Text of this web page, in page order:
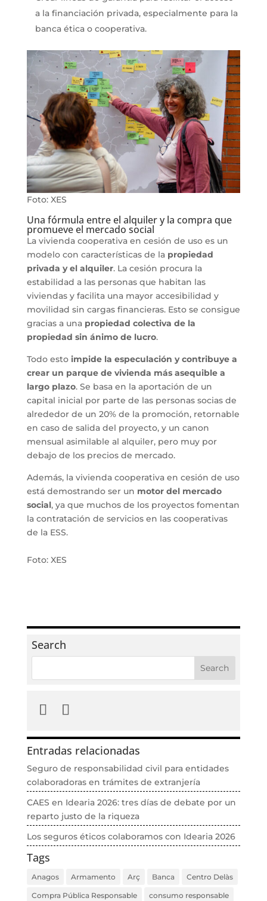
a la financiación privada, especialmente para la
banca ética o cooperativa.
Foto: XES
Una fórmula entre el alquiler y la compra que
promueve el mercado social
La vivienda cooperativa en cesión de uso es un
modelo con características de la propiedad
privada y el alquiler. La cesión procura la
estabilidad a las personas que habitan las
viviendas y facilita una mayor accesibilidad y
movilidad sin cargas financieras. Esto se consigue
gracias a una propiedad colectiva de la
propiedad sin ánimo de lucro.
Todo esto impide la especulación y contribuye a
crear un parque de vivienda más asequible a
largo plazo. Se basa en la aportación de un
capital inicial por parte de las personas socias de
alrededor de un 20% de la promoción, retornable
en caso de salida del proyecto, y un canon
mensual asimilable al alquiler, pero muy por
debajo de los precios de mercado.
Además, la vivienda cooperativa en cesión de uso
está demostrando ser un motor del mercado
social, ya que muchos de los proyectos fomentan
la contratación de servicios en las cooperativas
de la ESS.
Foto: XES
Search
Entradas relacionadas
Seguro de responsabilidad civil para entidades
colaboradoras en trámites de extranjería
CAES en Idearia 2026: tres días de debate por un
reparto justo de la riqueza
Los seguros éticos colaboramos con Idearia 2026
Tags
Anagos Armamento Arç Banca Centro Delàs
Compra Pública Responsable consumo responsable